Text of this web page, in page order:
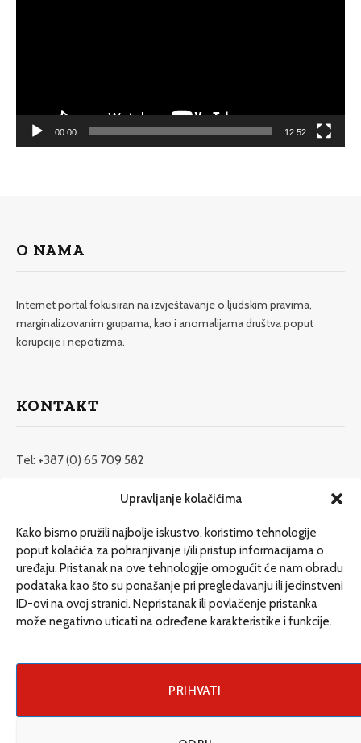
Upravljanje kolačićima
Kako bismo pružili najbolje iskustvo, koristimo tehnologije
poput kolačića za pohranjivanje i/ili pristup informacijama o
uređaju. Pristanak na ove tehnologije omogućit će nam obradu
podataka kao što su ponašanje pri pregledavanju ili jedinstveni
ID-ovi na ovoj stranici. Nepristanak ili povlačenje pristanka
može negativno uticati na određene karakteristike i funkcije.
PRIHVATI
00:00 12:52
O NAMA
Internet portal fokusiran na izvještavanje o ljudskim pravima,
marginalizovanim grupama, kao i anomalijama društva poput
korupcije i nepotizma.
KONTAKT
Tel: +387 (0) 65 709 582
redakcija@etrafika.net
Dosije
Drugi pišu
Društvo